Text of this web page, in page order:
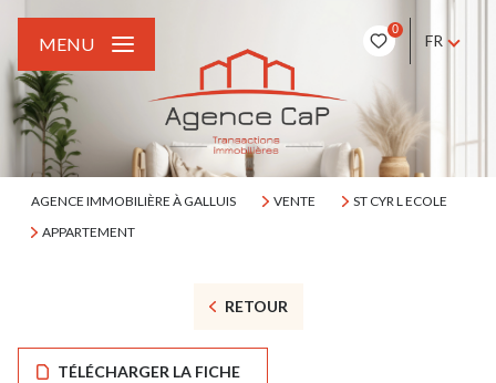
0
FR
MENU
AGENCE IMMOBILIÈRE À GALLUIS VENTE
ST CYR L ECOLE
APPARTEMENT
RETOUR
TÉLÉCHARGER LA FICHE